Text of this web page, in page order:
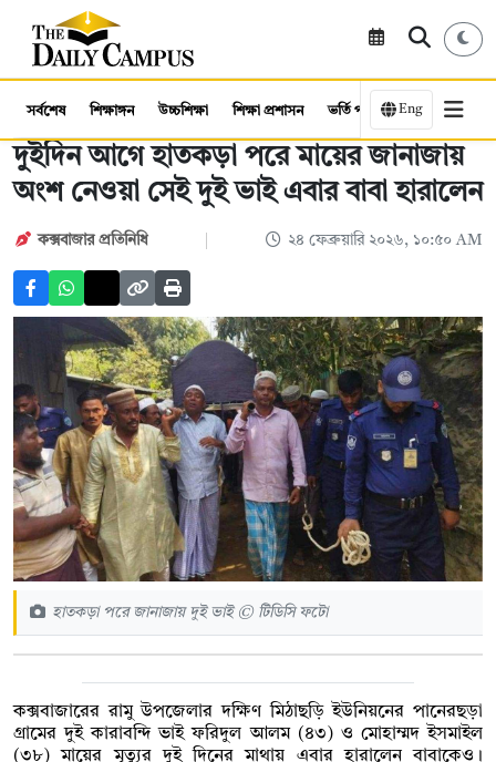
সর্বশেষ শিক্ষাঙ্গন উচ্চশিক্ষা শিক্ষা প্রশাসন ভর্তি পরীক্ষা কর্মসংস্থান
Eng
দুইদিন আগে হাতকড়া পরে মায়ের জানাজায়
অংশ নেওয়া সেই দুই ভাই এবার বাবা হারালেন
কক্সবাজার প্রতিনিধি ২৪ ফেব্রুয়ারি ২০২৬, ১০:৫০ AM
হাতকড়া পরে জানাজায় দুই ভাই © টিডিসি ফটো
কক্সবাজারের রামু উপজেলার দক্ষিণ মিঠাছড়ি ইউনিয়নের পানেরছড়া
গ্রামের দুই কারাবন্দি ভাই ফরিদুল আলম (৪৩) ও মোহাম্মদ ইসমাইল
(৩৮) মায়ের মৃত্যুর দুই দিনের মাথায় এবার হারালেন বাবাকেও।